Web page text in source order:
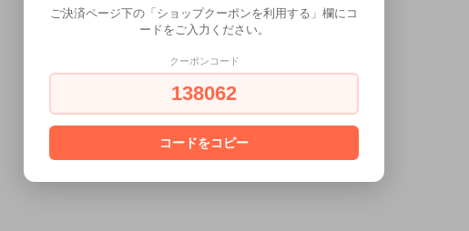
ご決済ページ下の「ショップクーポンを利用する」欄にコ
ードをご入力ください。
クーポンコード
138062
コードをコピー